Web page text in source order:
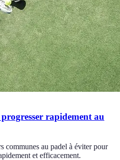
rapidement au
communes au padel à éviter pour
et efficacement.